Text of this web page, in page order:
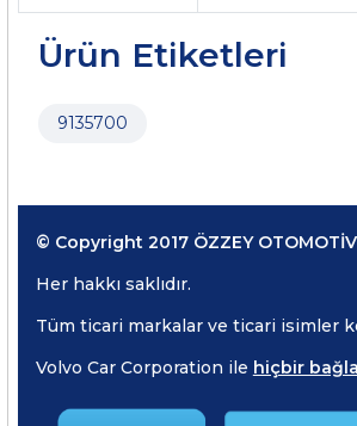
Ürün Etiketleri
9135700
© Copyright 2017 ÖZZEY OTOMOTİV
Her hakkı saklıdır.
Tüm ticari markalar ve ticari isimler
Volvo Car Corporation ile hiçbir